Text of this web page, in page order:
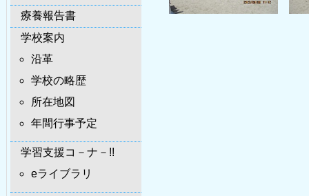
療養報告書
学校案内
沿革
学校の略歴
所在地図
年間行事予定
学習支援コ－ナ－!!
eライブラリ